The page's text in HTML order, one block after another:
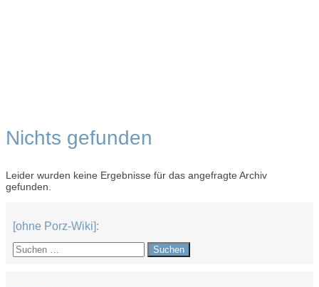
Nichts gefunden
Leider wurden keine Ergebnisse für das angefragte Archiv
gefunden.
[ohne Porz-Wiki]:
Suchen
nach: